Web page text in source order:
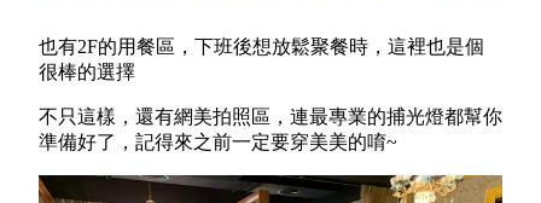
也有2F的用餐區，下班後想放鬆聚餐時，這裡也是個
很棒的選擇
不只這樣，還有網美拍照區，連最專業的捕光燈都幫你
準備好了，記得來之前一定要穿美美的唷~